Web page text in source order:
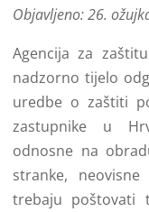
Objavljeno: 26.
Agencija za
nadzorno tijelo
uredbe o zaštiti
zastupnike u
odnosne na
stranke,
trebaju poštovati